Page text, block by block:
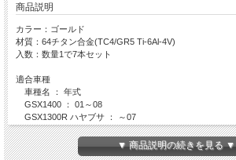
商品説明
カラー：ゴールド
材質：64チタン合金(TC4/GR5 Ti-6Al-4V)
入数：数量1で7本セット
適合車種
車種名 ： 年式
GSX1400 ： 01～08
GSX1300R ハヤブサ ： ～07
GSX-R1000 ： ～02
Vストローム1000 ： 02～08
TL1000/R ： 02～03
▼ 商品説明の続きを見る ▼